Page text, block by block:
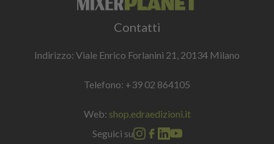
Contatti
Indirizzo: Viale Enrico Forlanini 21, 20134 Milano
Telefono: +39 02 864105
Web: shop.edraedizioni.it
Seguici su